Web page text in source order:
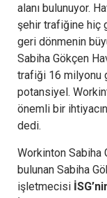
alanı bulunuyor.
şehir trafiğine hiç
geri dönmenin
Sabiha Gökçen
trafiği 16 milyonu
potansiyel.
önemli bir
dedi.
Workinton Sabiha
bulunan Sabiha
işletmecisi